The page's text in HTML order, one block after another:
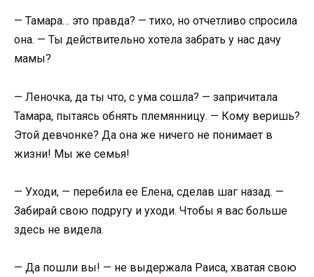
— Тамара… это правда? — тихо, но отчетливо спросила
она. — Ты действительно хотела забрать у нас дачу
мамы?
— Леночка, да ты что, с ума сошла? — запричитала
Тамара, пытаясь обнять племянницу. — Кому веришь?
Этой девчонке? Да она же ничего не понимает в
жизни! Мы же семья!
— Уходи, — перебила ее Елена, сделав шаг назад. —
Забирай свою подругу и уходи. Чтобы я вас больше
здесь не видела.
— Да пошли вы! — не выдержала Раиса, хватая свою